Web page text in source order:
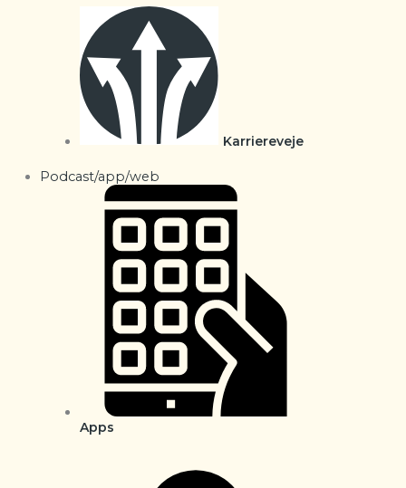
Karriereveje
Podcast/app/web
Apps